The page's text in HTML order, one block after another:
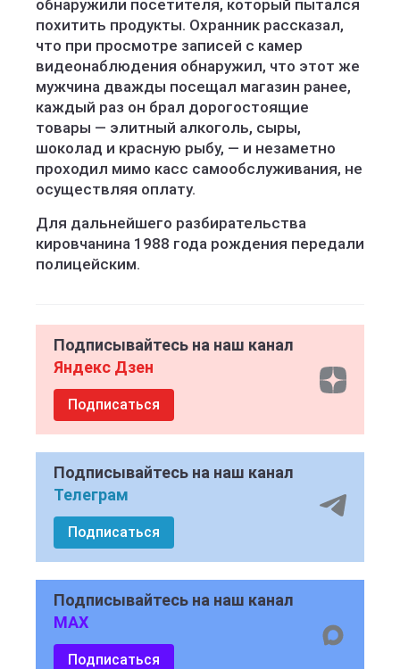
обнаружили посетителя, который пытался
похитить продукты. Охранник рассказал,
что при просмотре записей с камер
видеонаблюдения обнаружил, что этот же
мужчина дважды посещал магазин ранее,
каждый раз он брал дорогостоящие
товары — элитный алкоголь, сыры,
шоколад и красную рыбу, — и незаметно
проходил мимо касс самообслуживания, не
осуществляя оплату.
Для дальнейшего разбирательства
кировчанина 1988 года рождения передали
полицейским.
Подписывайтесь на наш канал
Яндекс Дзен
Подписаться
Подписывайтесь на наш канал
Телеграм
Подписаться
Подписывайтесь на наш канал
MAX
Подписаться